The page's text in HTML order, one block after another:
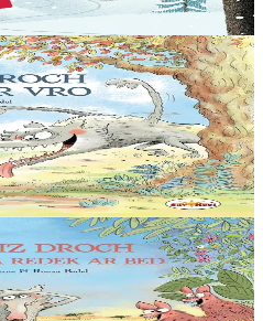
Vro
a ra deoc’h krenañ tro-war-dro !
holl ganin a vo debret !”
redek ar bed